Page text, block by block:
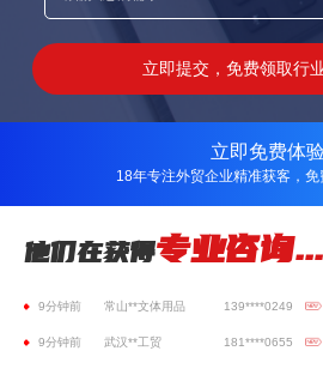
立即提交，免费领取行
立即免费体
18年专注外贸企业精准获客，
他们在获得专业咨询...
广东**不锈钢 181****2985
桂林**家居用品 188****8585
8分钟前 杭州**进出口 137****8198
合肥**进出口贸易 136****1393
8分钟前 重庆**瑞可进出口 186****1958
8分钟前 广东**实业 189****8989
9分钟前 武汉**工贸 181****0655
10分钟前 宁波**电器 188****1997